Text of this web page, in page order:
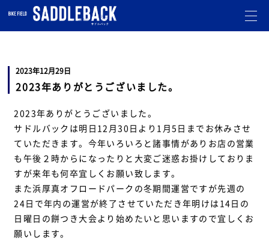
2023年12月29日
2023年ありがとうございました。
2023年ありがとうございました。
サドルバックは明日12月30日より1月5日までお休みさせ
ていただきます。今年いろいろと諸事情がありお店の営業
も午後２時からになったりと大変ご迷惑お掛けしておりま
すが来年も何卒宜しくお願い致します。
また浜厚真オフロードパークの冬期間運営ですが先週の
24日で年内の運営が終了させていただき年明けは14日の
日曜日の餅つき大会より始めたいと思いますので宜しくお
願いします。